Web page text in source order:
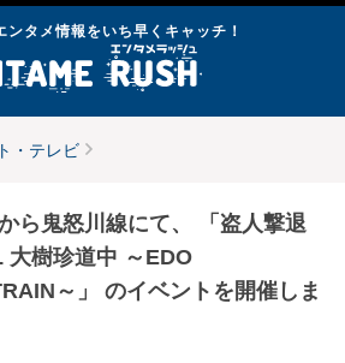
ンタメ情報をいち早くキャッチ！
・テレビ
ら鬼怒川線にて、 「盗人撃退
大樹珍道中 ～EDO
～」 のイベントを開催しま